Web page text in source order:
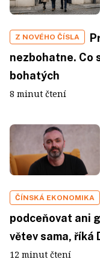
Z NOVÉHO ČÍSLA
nezbohatne. Co
bohatých
8 minut čtení
ČÍNSKÁ EKONOMIKA
podceňovat ani
větev sama, říká
12 minut čtení